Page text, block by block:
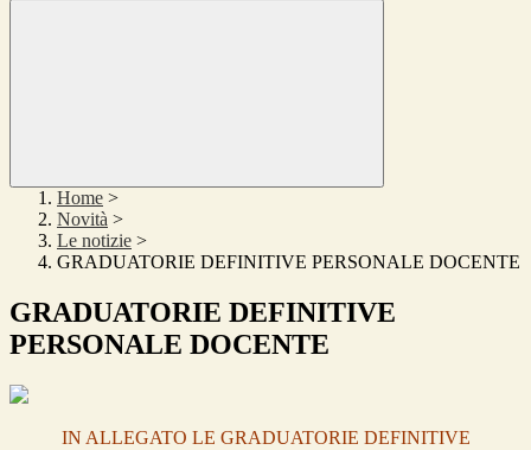
Home >
Novità >
Le notizie >
GRADUATORIE DEFINITIVE PERSONALE DOCENTE
GRADUATORIE DEFINITIVE
PERSONALE DOCENTE
IN ALLEGATO LE GRADUATORIE DEFINITIVE